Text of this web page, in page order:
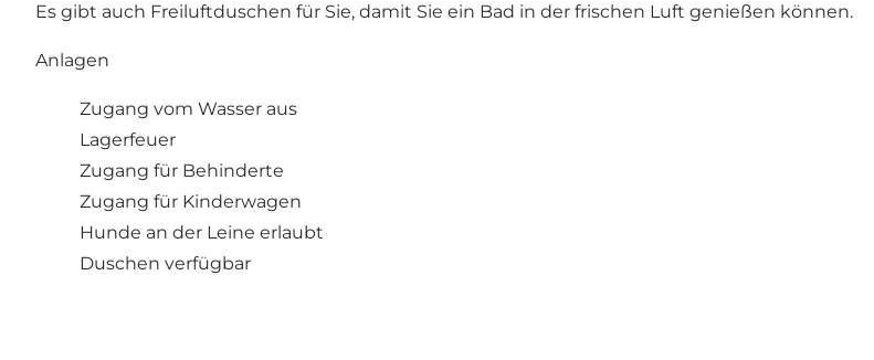
Es gibt auch Freiluftduschen für Sie, damit Sie ein Bad in der frischen Luft genießen können.
Anlagen
Zugang vom Wasser aus
Lagerfeuer
Zugang für Behinderte
Zugang für Kinderwagen
Hunde an der Leine erlaubt
Duschen verfügbar